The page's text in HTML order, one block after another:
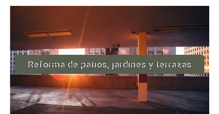
Reforma de patios, jardines y terrazas